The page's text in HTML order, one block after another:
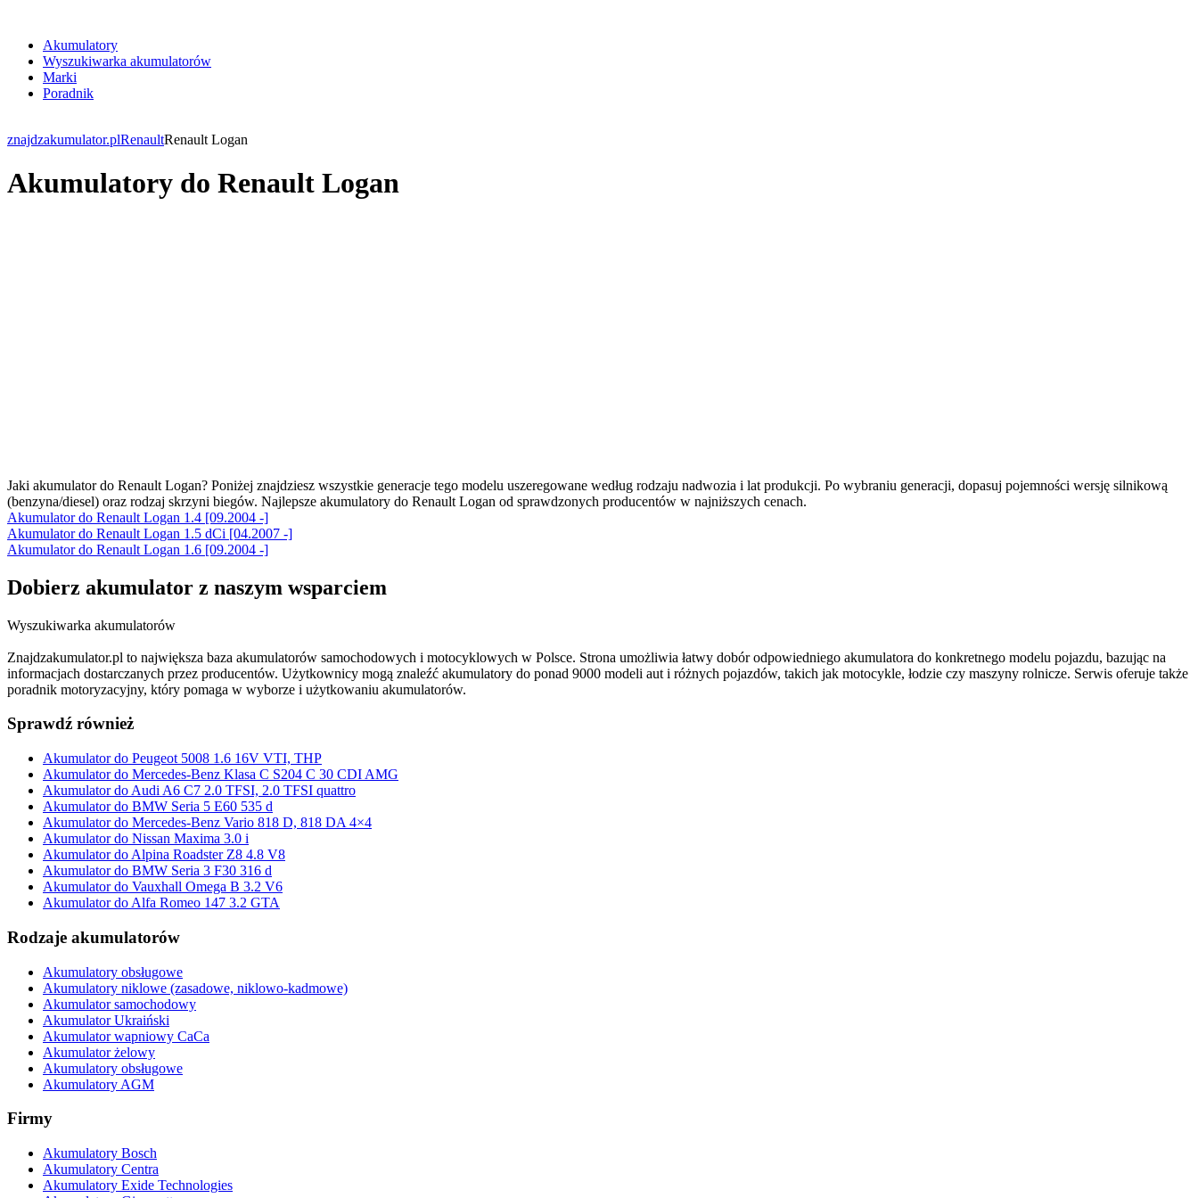
Akumulatory
Wyszukiwarka akumulatorów
Marki
Poradnik
znajdzakumulator.plRenaultRenault Logan
Akumulatory do Renault Logan
Jaki akumulator do Renault Logan? Poniżej znajdziesz wszystkie generacje tego modelu uszeregowane według rodzaju nadwozia i lat produkcji. Po wybraniu generacji, dopasuj pojemności wersję silnikową
(benzyna/diesel) oraz rodzaj skrzyni biegów. Najlepsze akumulatory do Renault Logan od sprawdzonych producentów w najniższych cenach.
Akumulator do Renault Logan 1.4 [09.2004 -]
Akumulator do Renault Logan 1.5 dCi [04.2007 -]
Akumulator do Renault Logan 1.6 [09.2004 -]
Dobierz akumulator z naszym wsparciem
Wyszukiwarka akumulatorów
Znajdzakumulator.pl to największa baza akumulatorów samochodowych i motocyklowych w Polsce. Strona umożliwia łatwy dobór odpowiedniego akumulatora do konkretnego modelu pojazdu, bazując na
informacjach dostarczanych przez producentów. Użytkownicy mogą znaleźć akumulatory do ponad 9000 modeli aut i różnych pojazdów, takich jak motocykle, łodzie czy maszyny rolnicze. Serwis oferuje także
poradnik motoryzacyjny, który pomaga w wyborze i użytkowaniu akumulatorów.
Sprawdź również
Akumulator do Peugeot 5008 1.6 16V VTI, THP
Akumulator do Mercedes-Benz Klasa C S204 C 30 CDI AMG
Akumulator do Audi A6 C7 2.0 TFSI, 2.0 TFSI quattro
Akumulator do BMW Seria 5 E60 535 d
Akumulator do Mercedes-Benz Vario 818 D, 818 DA 4×4
Akumulator do Nissan Maxima 3.0 i
Akumulator do Alpina Roadster Z8 4.8 V8
Akumulator do BMW Seria 3 F30 316 d
Akumulator do Vauxhall Omega B 3.2 V6
Akumulator do Alfa Romeo 147 3.2 GTA
Rodzaje akumulatorów
Akumulatory obsługowe
Akumulatory niklowe (zasadowe, niklowo-kadmowe)
Akumulator samochodowy
Akumulator Ukraiński
Akumulator wapniowy CaCa
Akumulator żelowy
Akumulatory obsługowe
Akumulatory AGM
Firmy
Akumulatory Bosch
Akumulatory Centra
Akumulatory Exide Technologies